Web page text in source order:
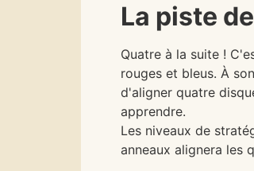
La piste
Quatre à la suite !
rouges et bleus. À
d'aligner quatre
apprendre.
Les niveaux de
anneaux alignera les